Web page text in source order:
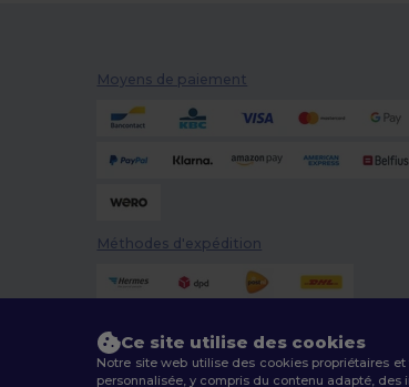
Moyens de paiement
Méthodes d'expédition
Ce site utilise des cookies
Notre site web utilise des cookies propriétaires
personnalisée, y compris du contenu adapté,